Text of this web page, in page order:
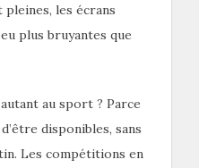
les écrans
plus bruyantes que
au sport ? Parce
disponibles, sans
Les compétitions en